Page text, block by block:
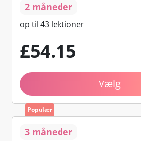
2 måneder
op til 43 lektioner
£54.15
Vælg
Populær
3 måneder